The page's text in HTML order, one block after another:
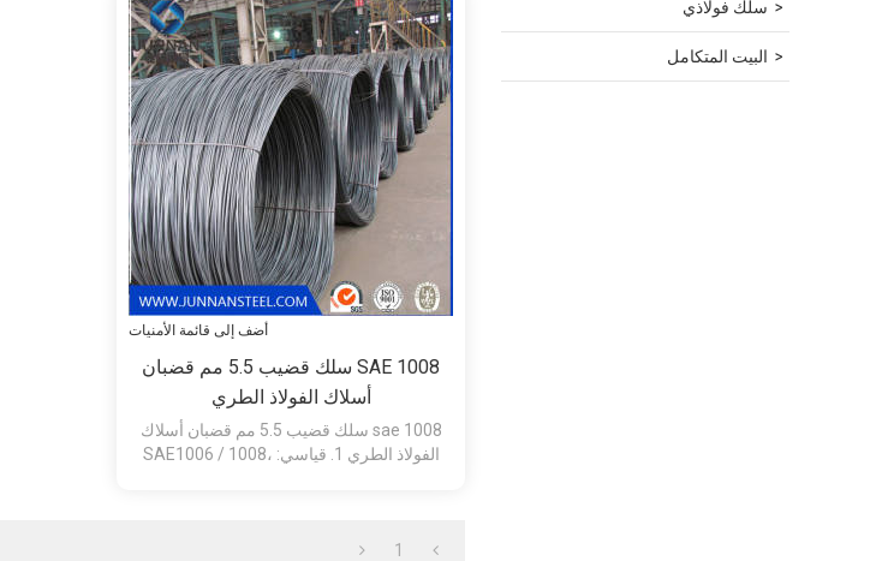
سلك فولاذي
البيت المتكامل
أضف إلى قائمة الأمنيات
SAE 1008 سلك قضيب 5.5 مم قضبان
أسلاك الفولاذ الطري
sae 1008 سلك قضيب 5.5 مم قضبان أسلاك
الفولاذ الطري 1. قياسي: SAE1006 / 1008،
1